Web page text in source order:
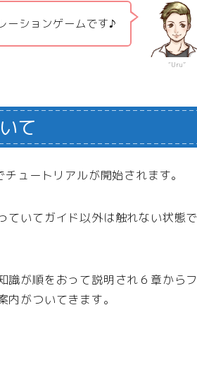
“Uru”
ーションゲームです♪
て
ュートリアルが開始されます。
ていてガイド以外は触れない状態で
識が順をおって説明され６章からフ
がついてきます。